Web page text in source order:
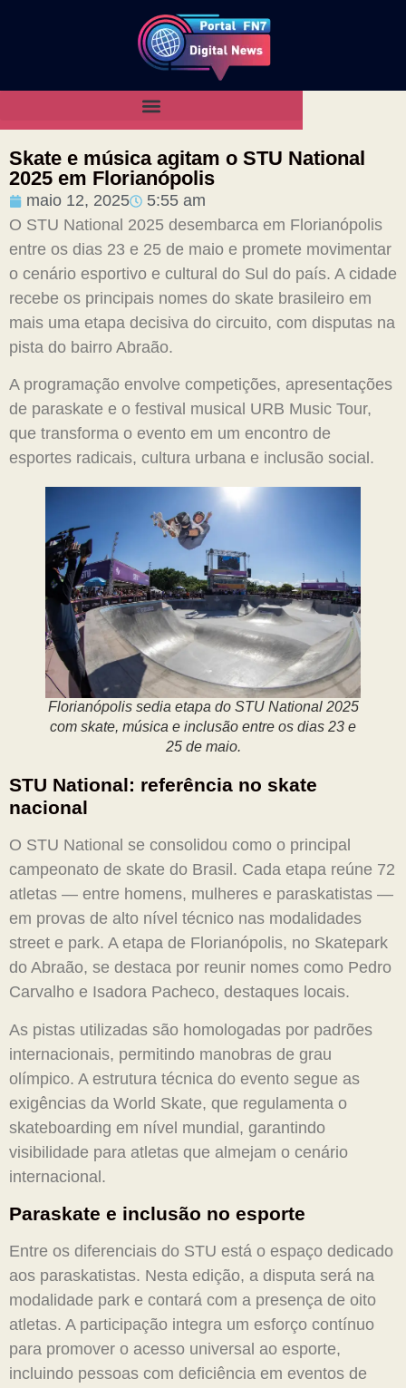
Skate e música agitam o STU National
2025 em Florianópolis
maio 12, 2025
5:55 am
O STU National 2025 desembarca em Florianópolis
entre os dias 23 e 25 de maio e promete movimentar
o cenário esportivo e cultural do Sul do país. A cidade
recebe os principais nomes do skate brasileiro em
mais uma etapa decisiva do circuito, com disputas na
pista do bairro Abraão.
A programação envolve competições, apresentações
de paraskate e o festival musical URB Music Tour,
que transforma o evento em um encontro de
esportes radicais, cultura urbana e inclusão social.
Florianópolis sedia etapa do STU National 2025
com skate, música e inclusão entre os dias 23 e
25 de maio.
STU National: referência no skate
nacional
O STU National se consolidou como o principal
campeonato de skate do Brasil. Cada etapa reúne 72
atletas — entre homens, mulheres e paraskatistas —
em provas de alto nível técnico nas modalidades
street e park. A etapa de Florianópolis, no Skatepark
do Abraão, se destaca por reunir nomes como Pedro
Carvalho e Isadora Pacheco, destaques locais.
As pistas utilizadas são homologadas por padrões
internacionais, permitindo manobras de grau
olímpico. A estrutura técnica do evento segue as
exigências da World Skate, que regulamenta o
skateboarding em nível mundial, garantindo
visibilidade para atletas que almejam o cenário
internacional.
Paraskate e inclusão no esporte
Entre os diferenciais do STU está o espaço dedicado
aos paraskatistas. Nesta edição, a disputa será na
modalidade park e contará com a presença de oito
atletas. A participação integra um esforço contínuo
para promover o acesso universal ao esporte,
incluindo pessoas com deficiência em eventos de